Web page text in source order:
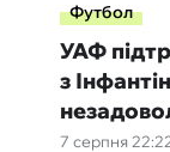
Футбол
7 серпня
УАФ
з